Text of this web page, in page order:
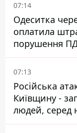
07:14
Одеситка
оплатила
порушення
рахунки
чому причина
07:13
Російська
Київщину -
людей, серед
2022 року